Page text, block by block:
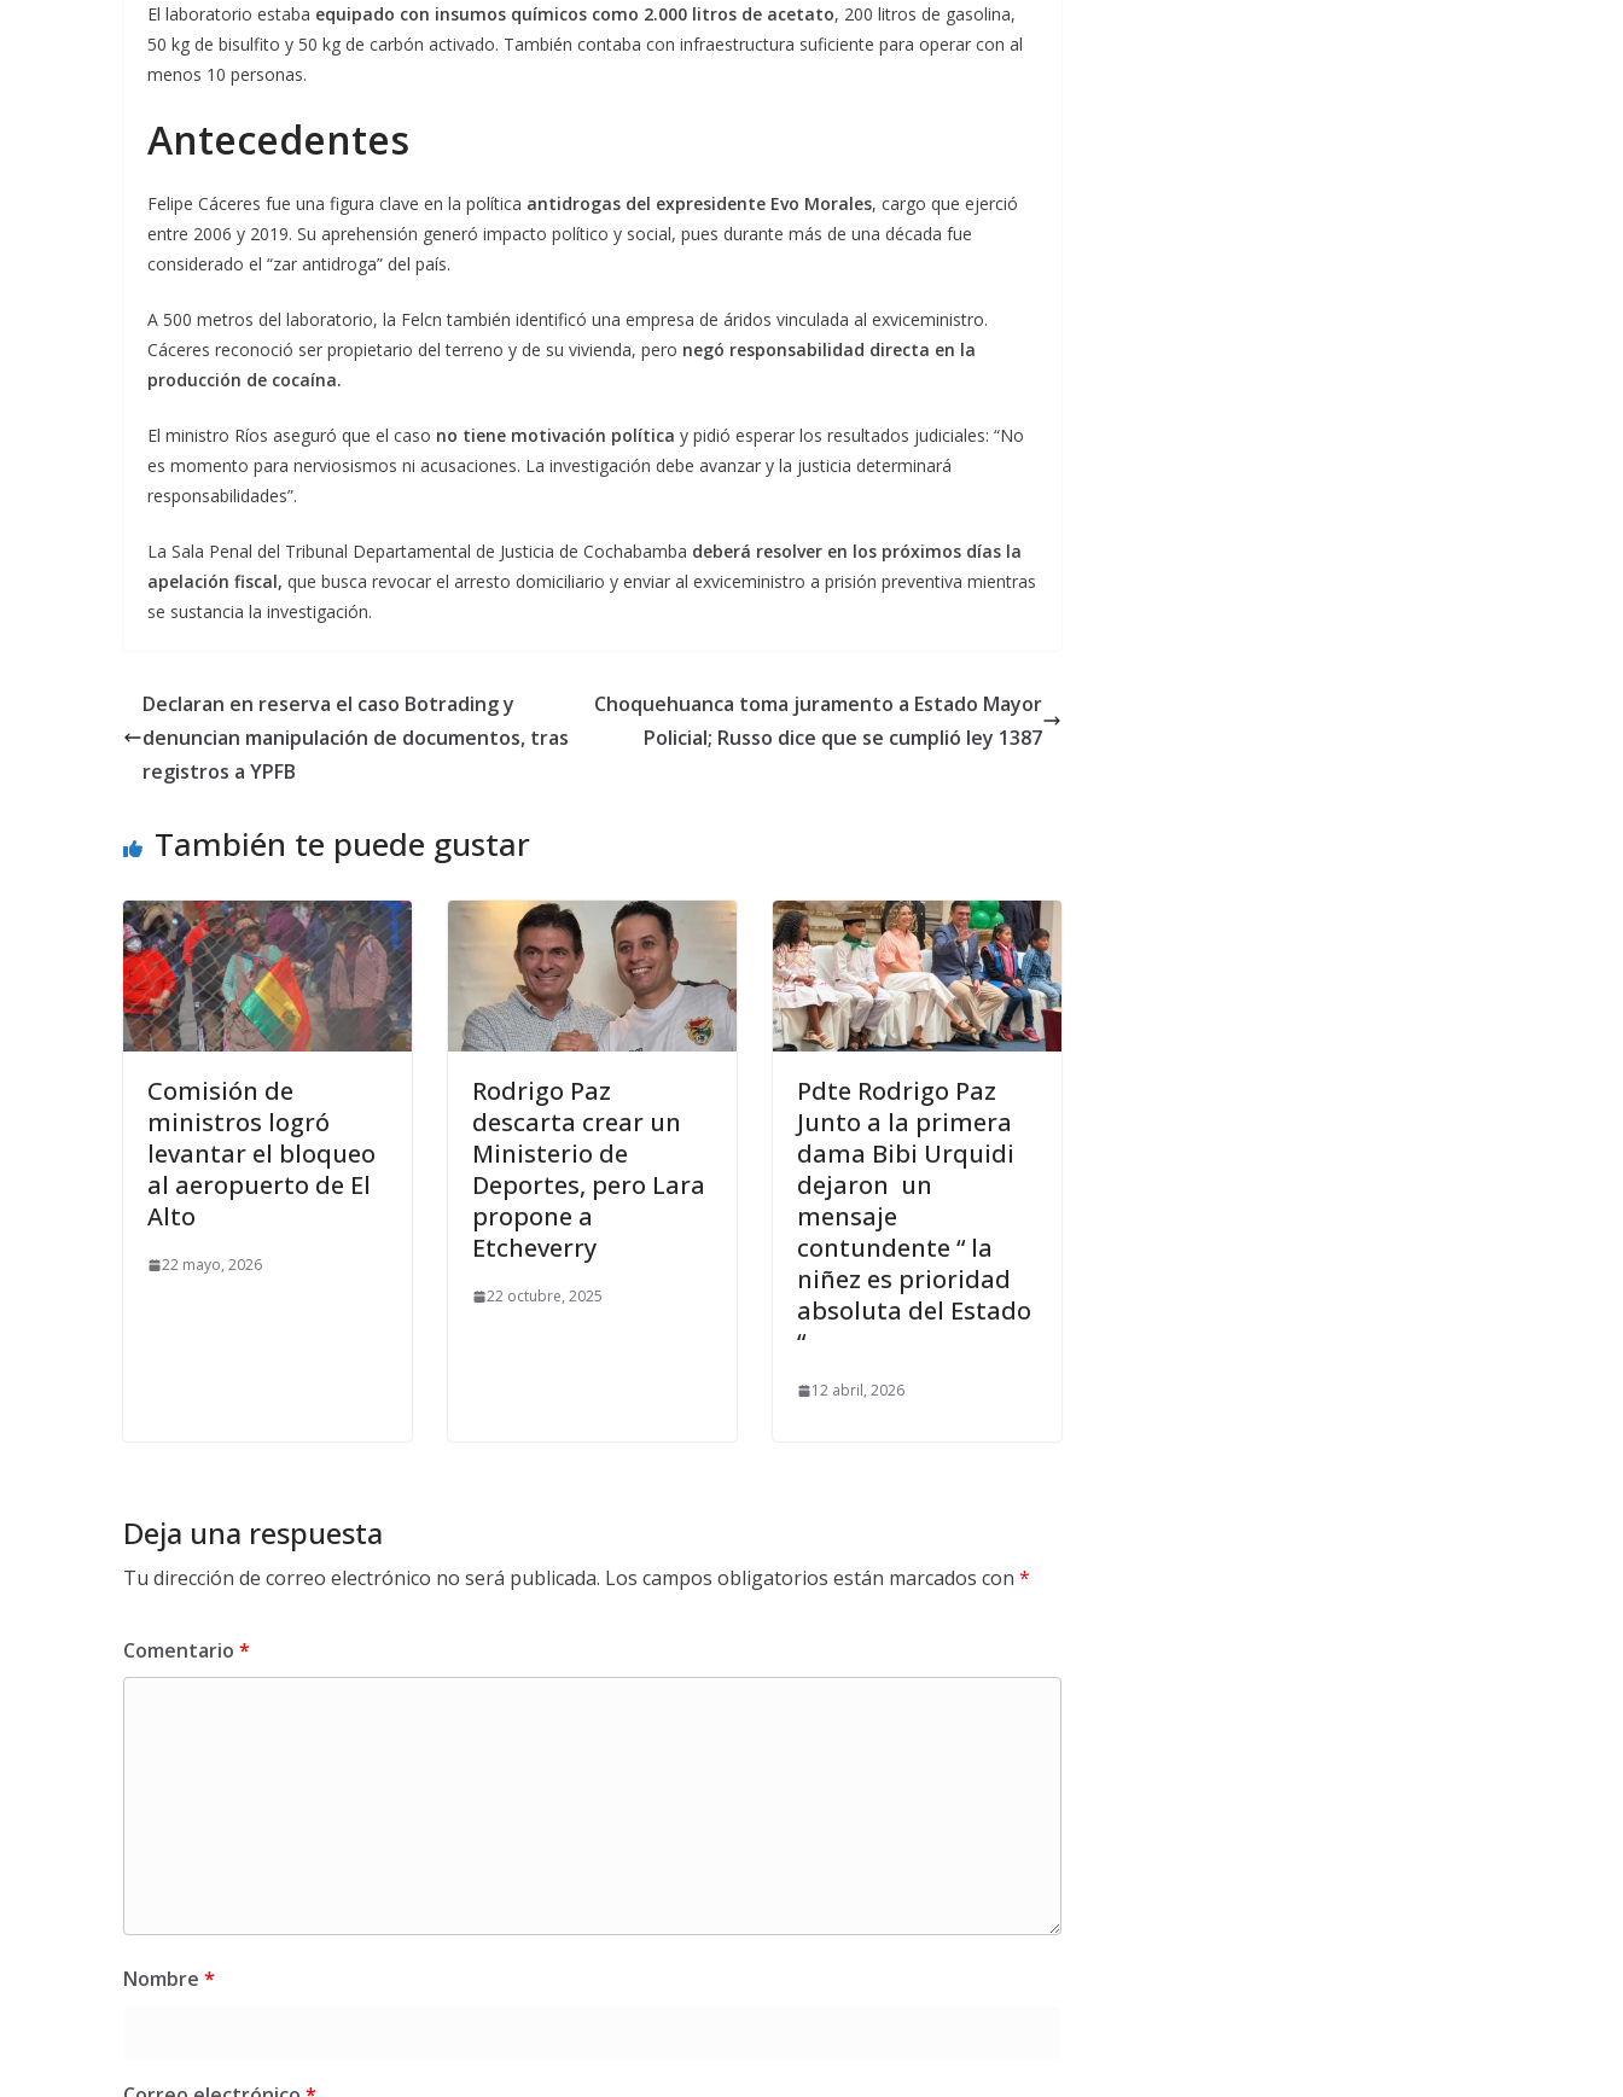
El laboratorio estaba equipado con insumos químicos como 2.000 litros de acetato, 200 litros de gasolina,
50 kg de bisulfito y 50 kg de carbón activado. También contaba con infraestructura suficiente para operar con al
menos 10 personas.
Antecedentes
Felipe Cáceres fue una figura clave en la política antidrogas del expresidente Evo Morales, cargo que ejerció
entre 2006 y 2019. Su aprehensión generó impacto político y social, pues durante más de una década fue
considerado el “zar antidroga” del país.
A 500 metros del laboratorio, la Felcn también identificó una empresa de áridos vinculada al exviceministro.
Cáceres reconoció ser propietario del terreno y de su vivienda, pero negó responsabilidad directa en la
producción de cocaína.
El ministro Ríos aseguró que el caso no tiene motivación política y pidió esperar los resultados judiciales: “No
es momento para nerviosismos ni acusaciones. La investigación debe avanzar y la justicia determinará
responsabilidades”.
La Sala Penal del Tribunal Departamental de Justicia de Cochabamba deberá resolver en los próximos días la
apelación fiscal, que busca revocar el arresto domiciliario y enviar al exviceministro a prisión preventiva mientras
se sustancia la investigación.
Declaran en reserva el caso Botrading y
denuncian manipulación de documentos, tras
registros a YPFB
Choquehuanca toma juramento a Estado Mayor
Policial; Russo dice que se cumplió ley 1387
También te puede gustar
Comisión de
ministros logró
levantar el bloqueo
al aeropuerto de El
Alto
22 mayo, 2026
Rodrigo Paz
descarta crear un
Ministerio de
Deportes, pero Lara
propone a
Etcheverry
22 octubre, 2025
Pdte Rodrigo Paz
Junto a la primera
dama Bibi Urquidi
dejaron un
mensaje
contundente “ la
niñez es prioridad
absoluta del Estado
“
12 abril, 2026
Deja una respuesta
Tu dirección de correo electrónico no será publicada. Los campos obligatorios están marcados con *
Comentario *
Nombre *